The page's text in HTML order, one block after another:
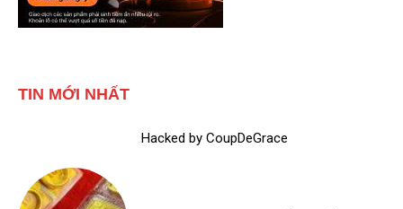
TIN MỚI NHẤT
Hacked by CoupDeGrace